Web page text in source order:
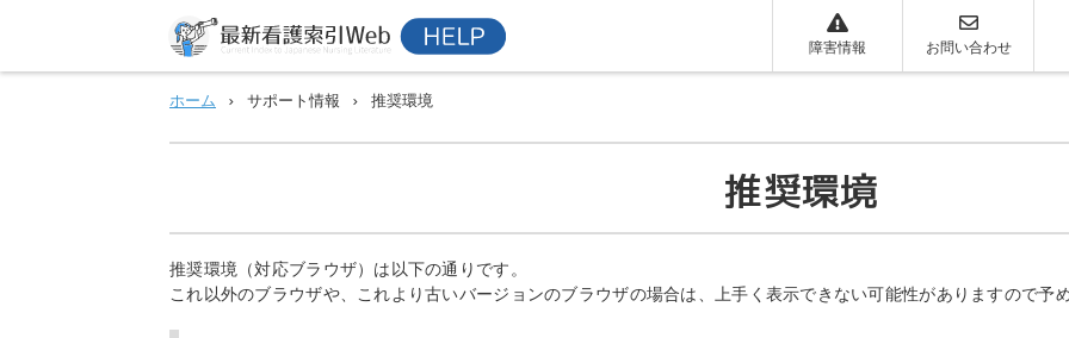
障害情報 お問い合わせ
ホーム サポート情報 推奨環境
推奨環境
推奨環境（対応ブラウザ）は以下の通りです。
これ以外のブラウザや、これより古いバージョンのブラウザの場合は、上手く表示できない可能性がありますので予